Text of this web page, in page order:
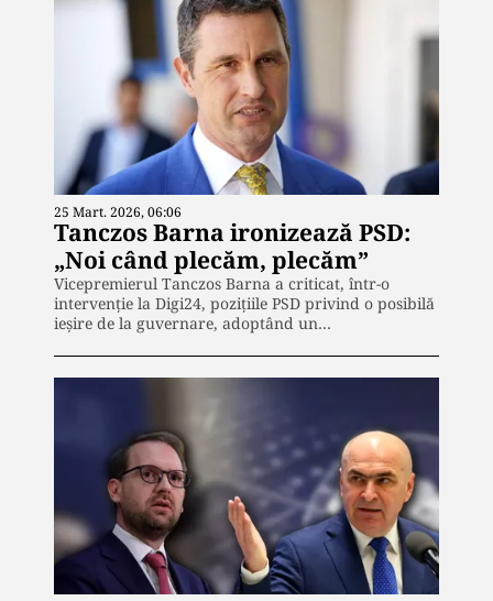
25 Mart. 2026, 06:06
Tanczos Barna ironizează PSD:
„Noi când plecăm, plecăm”
Vicepremierul Tanczos Barna a criticat, într-o
intervenție la Digi24, pozițiile PSD privind o posibilă
ieșire de la guvernare, adoptând un…